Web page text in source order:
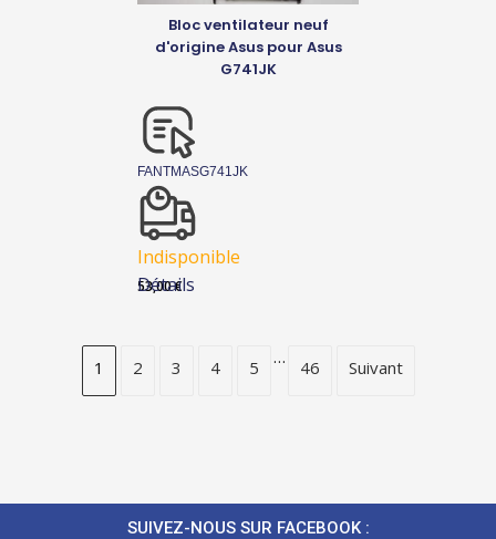
Détails
Bloc ventilateur neuf
d'origine Asus pour Asus
G741JK
FANTMASG741JK
Indisponible
53,00€
1 2 3 4 5 … 46 Suivant
SUIVEZ-NOUS SUR FACEBOOK :